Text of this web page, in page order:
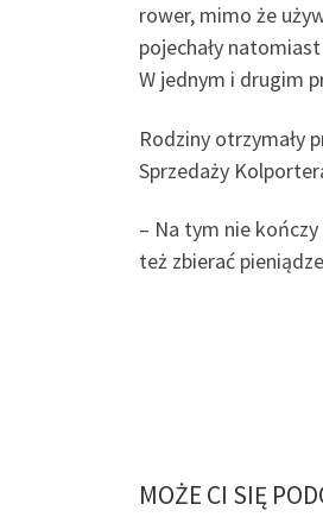
rower, mimo że
pojechały
W jednym i drugim
Rodziny otrzymały
Sprzedaży
– Na tym nie
też zbierać
MOŻE CI SIĘ